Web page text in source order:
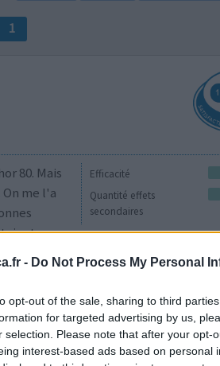
- Do Not Process My Personal
opt-out of the sale, sharing to third
for targeted advertising by us,
selection. Please note that after your opt-
interest-based ads based on personal
1
Efficacité
Quantité effets
secondaires
80. Mais
me l'a
rarements des crampes